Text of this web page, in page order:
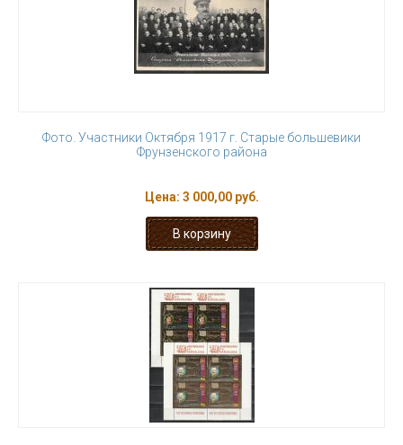
Фото. Участники Октября 1917 г. Старые большевики
Фрунзенского района
Цена: 3 000,00 руб.